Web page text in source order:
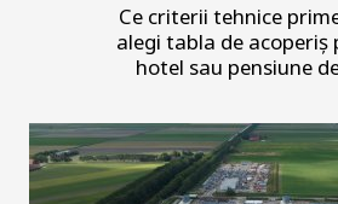
Ce criterii tehnice
alegi tabla de acoperiș
hotel sau pensiune